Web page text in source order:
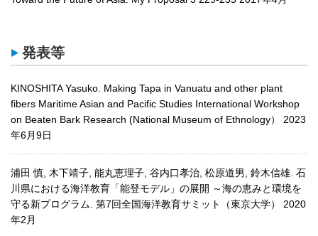
発表等
KINOSHITA Yasuko. Making Tapa in Vanuatu and other plant
fibers Maritime Asian and Pacific Studies International Workshop
on Beaten Bark Research (National Museum of Ethnology） 2023
年6月9日
浦田 慎, 木下靖子, 能丸恵理子, 谷内口孝治, 松原道男, 鈴木信雄. 石
川県における海洋教育「能登モデル」の展開 ～海の恵みと環境を
守る新プログラム. 第7回全国海洋教育サミット（東京大学） 2020
年2月